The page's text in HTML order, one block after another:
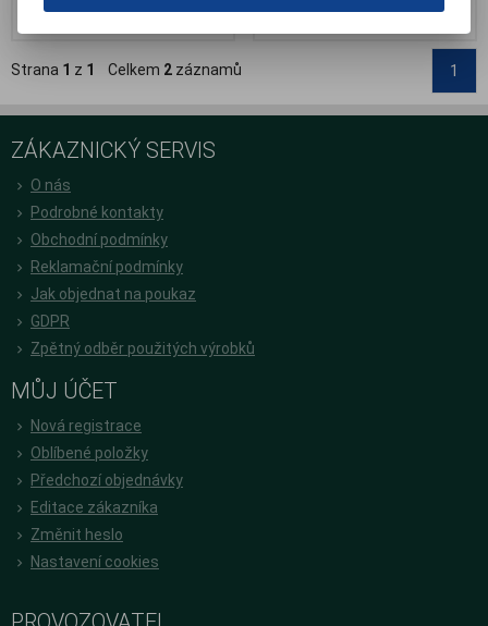
Přidat do košíku Přidat do košíku
Strana 1 z 1 Celkem 2 záznamů 1
ZÁKAZNICKÝ SERVIS
O nás
Podrobné kontakty
Obchodní podmínky
Reklamační podmínky
Jak objednat na poukaz
GDPR
Zpětný odběr použitých výrobků
MŮJ ÚČET
Nová registrace
Oblíbené položky
Předchozí objednávky
Editace zákazníka
Změnit heslo
Nastavení cookies